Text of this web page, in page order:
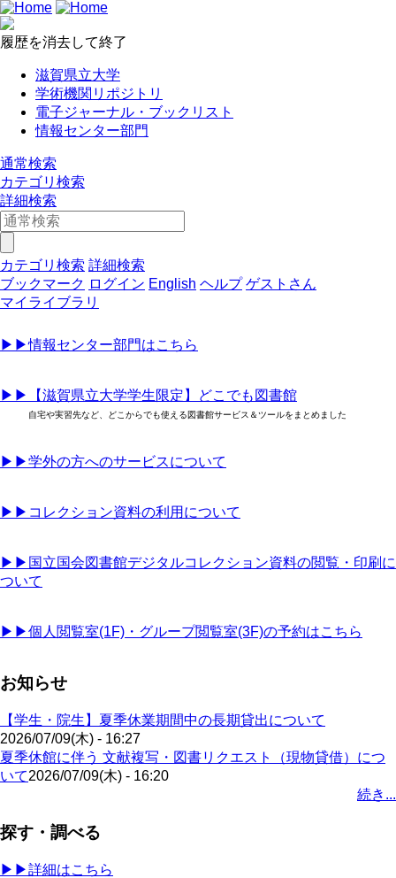
履歴を消去して終了
滋賀県立大学
学術機関リポジトリ
電子ジャーナル・ブックリスト
情報センター部門
通常検索
カテゴリ検索
詳細検索
カテゴリ検索 詳細検索
ブックマーク ログイン English ヘルプ ゲストさん
マイライブラリ
▶▶情報センター部門はこちら
▶▶【滋賀県立大学学生限定】どこでも図書館
自宅や実習先など、どこからでも使える図書館サービス＆ツールをまとめました
▶▶学外の方へのサービスについて
▶▶コレクション資料の利用について
▶▶国立国会図書館デジタルコレクション資料の閲覧・印刷に
ついて
▶▶個人閲覧室(1F)・グループ閲覧室(3F)の予約はこちら
お知らせ
【学生・院生】夏季休業期間中の長期貸出について
2026/07/09(木) - 16:27
夏季休館に伴う 文献複写・図書リクエスト（現物貸借）につ
いて2026/07/09(木) - 16:20
続き...
探す・調べる
▶▶詳細はこちら